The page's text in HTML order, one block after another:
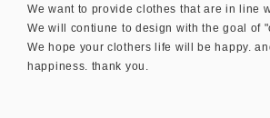
We want to provide clothes that are in line
We will contiune to design with the goal of
We hope your clothers life will be happy.
happiness. thank you.